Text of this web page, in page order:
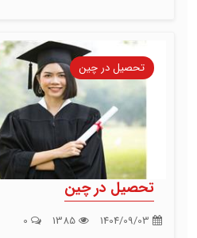
تحصیل در چین
تحصیل در چین